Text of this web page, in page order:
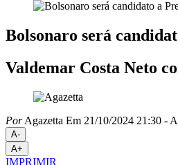
Bolsonaro será
Valdemar Costa Neto
PorAgazetta Em 21/10/2024 21:30 -
A-
A+
IMPRIMIR